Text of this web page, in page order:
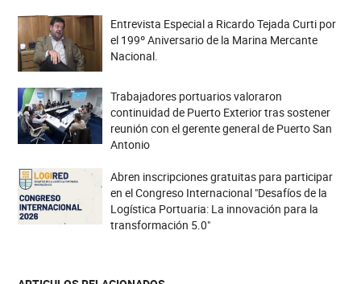
Entrevista Especial a Ricardo Tejada Curti por
el 199º Aniversario de la Marina Mercante
Nacional.
Trabajadores portuarios valoraron
continuidad de Puerto Exterior tras sostener
reunión con el gerente general de Puerto San
Antonio
Abren inscripciones gratuitas para participar
en el Congreso Internacional "Desafíos de la
Logística Portuaria: La innovación para la
transformación 5.0"